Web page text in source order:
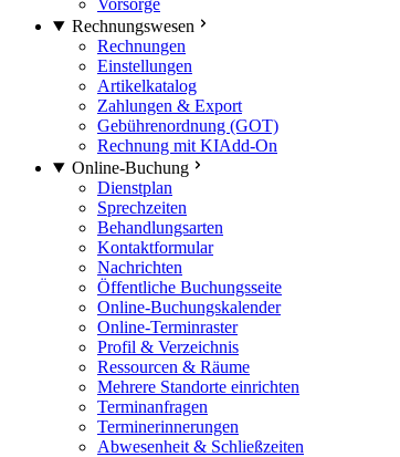
Vorsorge
Rechnungswesen
Rechnungen
Einstellungen
Artikelkatalog
Zahlungen & Export
Gebührenordnung (GOT)
Rechnung mit KIAdd-On
Online-Buchung
Dienstplan
Sprechzeiten
Behandlungsarten
Kontaktformular
Nachrichten
Öffentliche Buchungsseite
Online-Buchungskalender
Online-Terminraster
Profil & Verzeichnis
Ressourcen & Räume
Mehrere Standorte einrichten
Terminanfragen
Terminerinnerungen
Abwesenheit & Schließzeiten